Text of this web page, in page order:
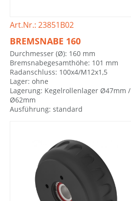
Art.Nr.: 23851B02
BREMSNABE 160
Durchmesser (Ø): 160 mm
Bremsnabegesamthöhe: 101 mm
Radanschluss: 100x4/M12x1,5
Lager: ohne
Lagerung: Kegelrollenlager Ø47mm /
Ø62mm
Ausführung: standard